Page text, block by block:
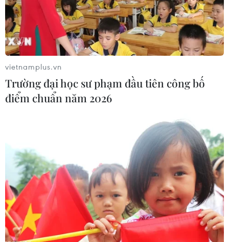
Theo dõi VietnamPlus
vietnamplus.vn
Trường đại học sư phạm đầu tiên công bố
điểm chuẩn năm 2026